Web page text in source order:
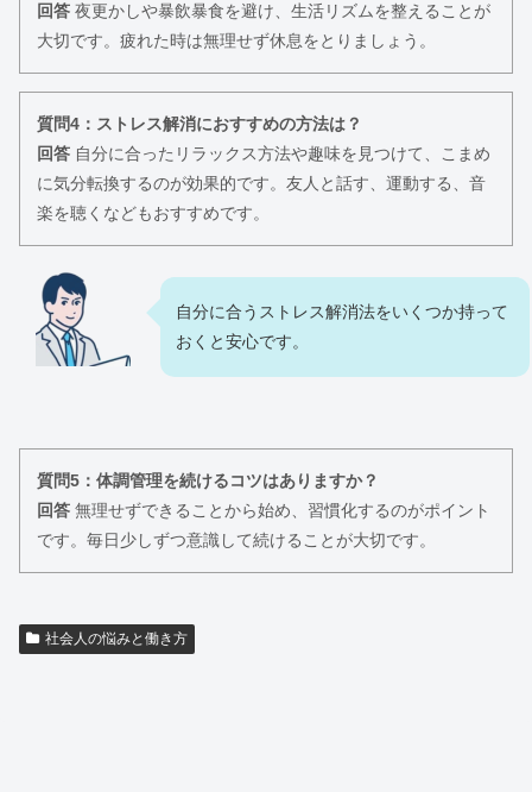
回答 夜更かしや暴飲暴食を避け、生活リズムを整えることが
大切です。疲れた時は無理せず休息をとりましょう。
質問4：ストレス解消におすすめの方法は？
回答 自分に合ったリラックス方法や趣味を見つけて、こまめ
に気分転換するのが効果的です。友人と話す、運動する、音
楽を聴くなどもおすすめです。
自分に合うストレス解消法をいくつか持って
おくと安心です。
質問5：体調管理を続けるコツはありますか？
回答 無理せずできることから始め、習慣化するのがポイント
です。毎日少しずつ意識して続けることが大切です。
社会人の悩みと働き方